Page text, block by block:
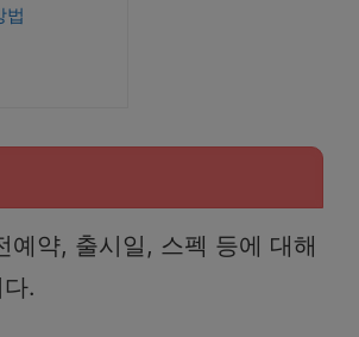
법
예약, 출시일, 스펙 등에 대해
.